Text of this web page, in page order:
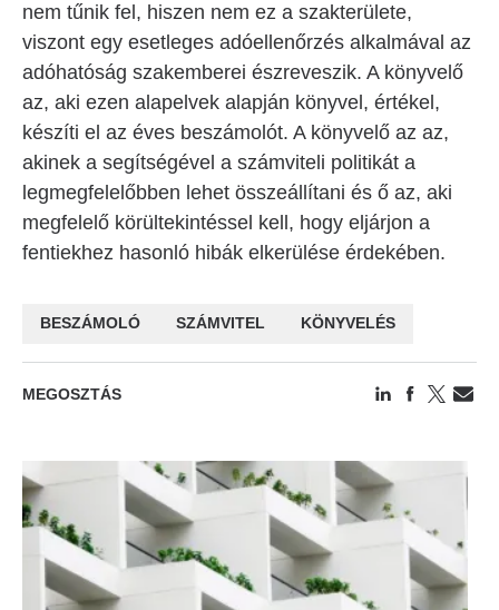
nem tűnik fel, hiszen nem ez a szakterülete,
viszont egy esetleges adóellenőrzés alkalmával az
adóhatóság szakemberei észreveszik. A könyvelő
az, aki ezen alapelvek alapján könyvel, értékel,
készíti el az éves beszámolót. A könyvelő az az,
akinek a segítségével a számviteli politikát a
legmegfelelőbben lehet összeállítani és ő az, aki
megfelelő körültekintéssel kell, hogy eljárjon a
fentiekhez hasonló hibák elkerülése érdekében.
BESZÁMOLÓ SZÁMVITEL KÖNYVELÉS
MEGOSZTÁS